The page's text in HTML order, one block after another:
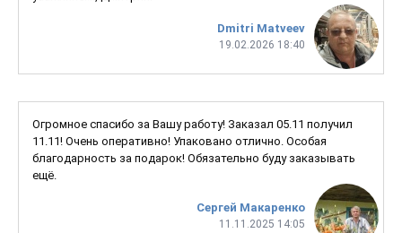
Dmitri Matveev
19.02.2026 18:40
Сергей Макаренко
11.11.2025 14:05
Огромное спасибо за Вашу работу! Заказал 05.11 получил
11.11! Очень оперативно! Упаковано отлично. Особая
благодарность за подарок! Обязательно буду заказывать
ещё.